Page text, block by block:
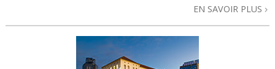
EN SAVOIR PLUS